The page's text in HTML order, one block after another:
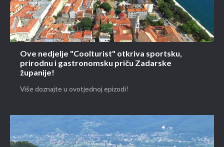
Ove nedjelje "Coolturist" otkriva sportsku,
prirodnu i gastronomsku priču Zadarske
županije!
Više doznajte u ovotjednoj epizodi!